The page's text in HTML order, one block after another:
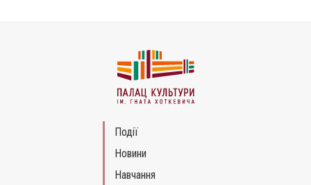
Події
Новини
Навчання